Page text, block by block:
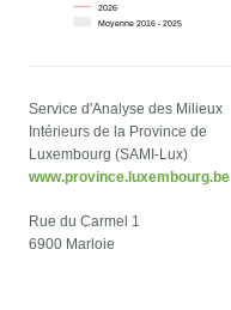
2026
Moyenne 2016 - 2025
Service d'Analyse des Milieux
Intérieurs de la Province de
Luxembourg (SAMI-Lux)
www.province.luxembourg.be
Rue du Carmel 1
6900 Marloie